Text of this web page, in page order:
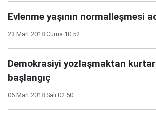
Evlenme yaşının normalleşmesi
23 Mart 2018 Cuma 10:52
Demokrasiyi yozlaşmaktan
başlangıç
06 Mart 2018 Salı 02:50